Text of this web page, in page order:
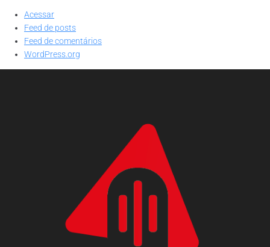
Acessar
Feed de posts
Feed de comentários
WordPress.org